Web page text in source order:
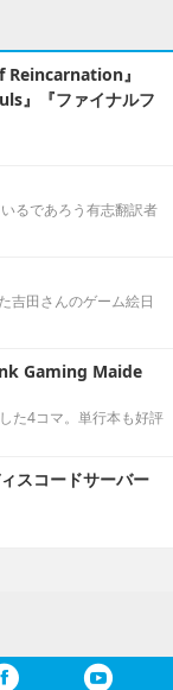
Reincarnation』
』『ファイナルフ
るであろう有志翻訳者
吉田さんのゲーム絵日
Gaming Maide
た4コマ。単行本も好評
スコードサーバー